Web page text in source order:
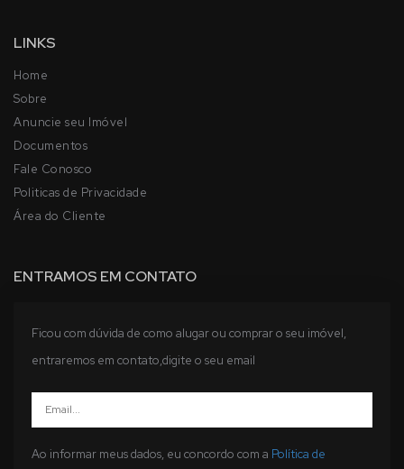
LINKS
Home
Sobre
Anuncie seu Imóvel
Documentos
Fale Conosco
Politicas de Privacidade
Área do Cliente
ENTRAMOS EM CONTATO
Ficou com dúvida de como alugar ou comprar o seu imóvel,
entraremos em contato,digite o seu email
Ao informar meus dados, eu concordo com a Política de